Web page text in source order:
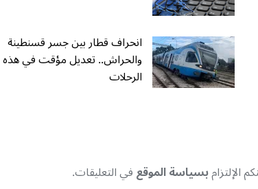
انحراف قطار بين جسر قسنطينة
والحراش.. تعديل مؤقت في هذه
الرحلات
الإلتزامبسياسة الموقعفي التعليقات.